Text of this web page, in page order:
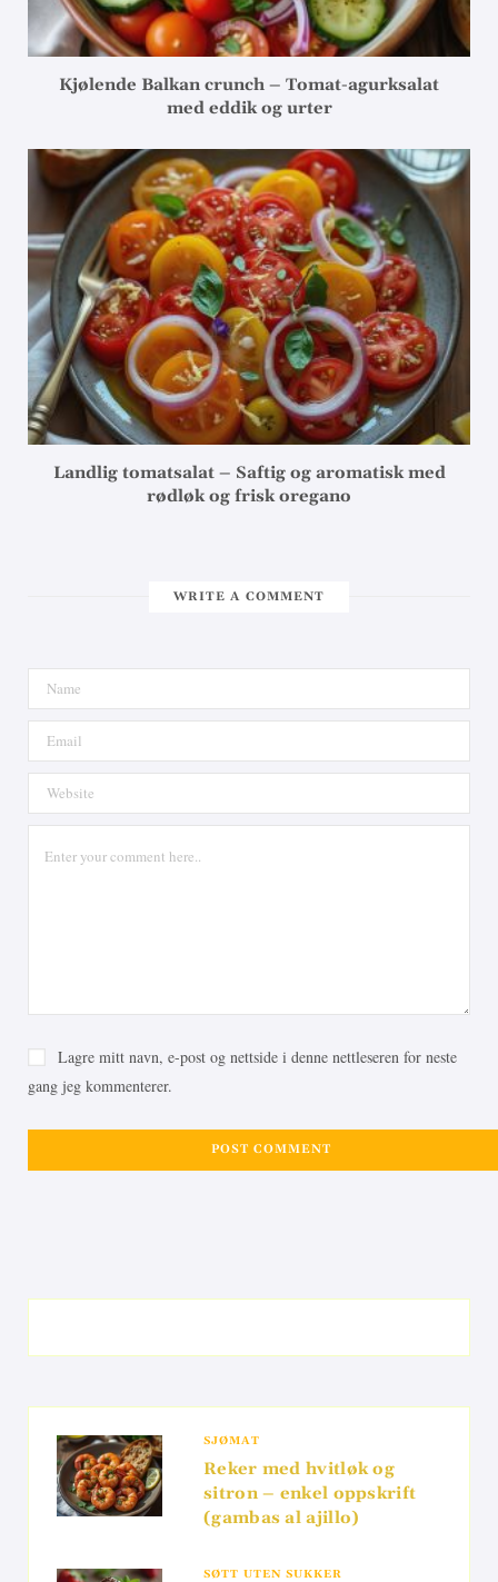
Kjølende Balkan crunch – Tomat-agurksalat
med eddik og urter
Landlig tomatsalat – Saftig og aromatisk med
rødløk og frisk oregano
WRITE A COMMENT
Lagre mitt navn, e-post og nettside i denne nettleseren for neste
gang jeg kommenterer.
SJØMAT
Reker med hvitløk og
sitron – enkel oppskrift
(gambas al ajillo)
SØTT UTEN SUKKER